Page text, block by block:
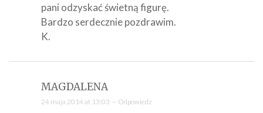
pani odzyskać świetną figurę.
Bardzo serdecznie pozdrawim.
K.
MAGDALENA
24 maja 2014 at 13:03 — Odpowiedz